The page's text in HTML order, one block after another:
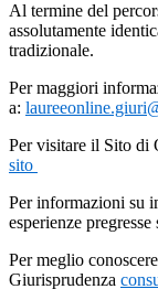
Al termine del
assolutamente
tradizionale.
Per maggiori
a:
Per visitare il Sito di
sito
Per informazioni su
esperienze
Per meglio
Giurisprudenza